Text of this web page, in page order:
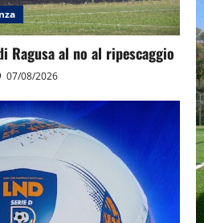
Ragusa al no al ripescaggio
07/08/2026